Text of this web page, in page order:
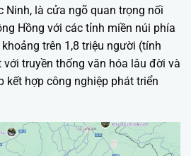
Ninh, là cửa ngõ quan trọng nối
Hồng với các tỉnh miền núi phía
trên 1,8 triệu người (tính
truyền thống văn hóa lâu đời và
kết hợp công nghiệp phát triển